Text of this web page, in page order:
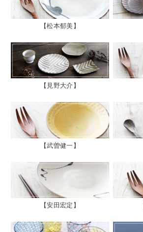
松本郁美
見野大介
武曽健一
安田宏定